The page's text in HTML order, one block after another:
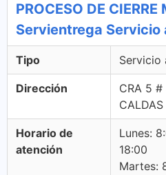
PROCESO DE
Servientrega Servicio
Tipo Servicio
Dirección
CRA 5 #
CALDAS
Horario de
atención
Lunes:
18:00
Martes: